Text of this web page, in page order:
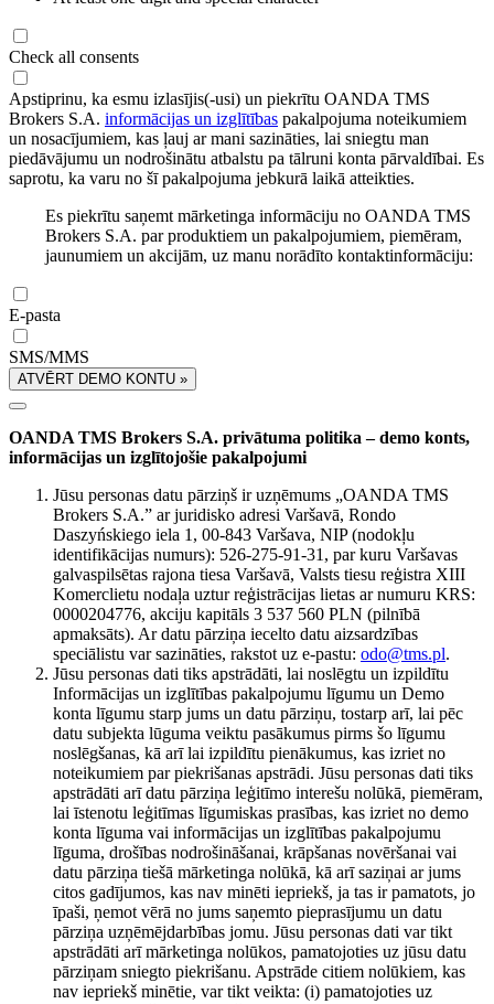
Check all consents
Apstiprinu, ka esmu izlasījis(-usi) un piekrītu OANDA TMS
Brokers S.A. informācijas un izglītības pakalpojuma noteikumiem
un nosacījumiem, kas ļauj ar mani sazināties, lai sniegtu man
piedāvājumu un nodrošinātu atbalstu pa tālruni konta pārvaldībai. Es
saprotu, ka varu no šī pakalpojuma jebkurā laikā atteikties.
Es piekrītu saņemt mārketinga informāciju no OANDA TMS
Brokers S.A. par produktiem un pakalpojumiem, piemēram,
jaunumiem un akcijām, uz manu norādīto kontaktinformāciju:
E-pasta
SMS/MMS
ATVĒRT DEMO KONTU »
OANDA TMS Brokers S.A. privātuma politika – demo konts,
informācijas un izglītojošie pakalpojumi
Jūsu personas datu pārziņš ir uzņēmums „OANDA TMS
Brokers S.A.” ar juridisko adresi Varšavā, Rondo
Daszyńskiego iela 1, 00-843 Varšava, NIP (nodokļu
identifikācijas numurs): 526-275-91-31, par kuru Varšavas
galvaspilsētas rajona tiesa Varšavā, Valsts tiesu reģistra XIII
Komerclietu nodaļa uztur reģistrācijas lietas ar numuru KRS:
0000204776, akciju kapitāls 3 537 560 PLN (pilnībā
apmaksāts). Ar datu pārziņa iecelto datu aizsardzības
speciālistu var sazināties, rakstot uz e-pastu: odo@tms.pl.
Jūsu personas dati tiks apstrādāti, lai noslēgtu un izpildītu
Informācijas un izglītības pakalpojumu līgumu un Demo
konta līgumu starp jums un datu pārziņu, tostarp arī, lai pēc
datu subjekta lūguma veiktu pasākumus pirms šo līgumu
noslēgšanas, kā arī lai izpildītu pienākumus, kas izriet no
noteikumiem par piekrišanas apstrādi. Jūsu personas dati tiks
apstrādāti arī datu pārziņa leģitīmo interešu nolūkā, piemēram,
lai īstenotu leģitīmas līgumiskas prasības, kas izriet no demo
konta līguma vai informācijas un izglītības pakalpojumu
līguma, drošības nodrošināšanai, krāpšanas novēršanai vai
datu pārziņa tiešā mārketinga nolūkā, kā arī saziņai ar jums
citos gadījumos, kas nav minēti iepriekš, ja tas ir pamatots, jo
īpaši, ņemot vērā no jums saņemto pieprasījumu un datu
pārziņa uzņēmējdarbības jomu. Jūsu personas dati var tikt
apstrādāti arī mārketinga nolūkos, pamatojoties uz jūsu datu
pārziņam sniegto piekrišanu. Apstrāde citiem nolūkiem, kas
nav iepriekš minētie, var tikt veikta: (i) pamatojoties uz